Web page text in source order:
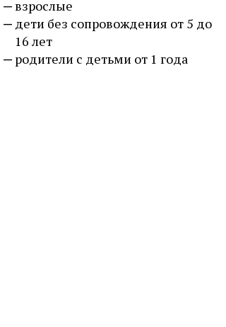
взрослые
дети без сопровождения от 5 до
16 лет
родители с детьми от 1 года